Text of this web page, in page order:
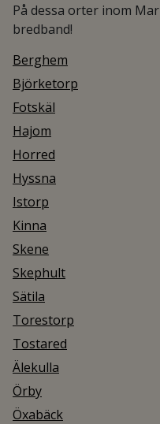
På dessa orter inom
bredband!
Berghem
Björketorp
Fotskäl
Hajom
Horred
Hyssna
Istorp
Kinna
Skene
Skephult
Sätila
Torestorp
Tostared
Älekulla
Örby
Öxabäck